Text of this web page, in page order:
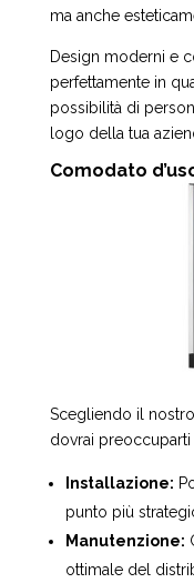
ma anche
Design moderni e
perfettamente in
possibilità di
logo della tua
Comodato
Scegliendo il
dovrai
Installazione:
punto più
Manutenzione:
ottimale del